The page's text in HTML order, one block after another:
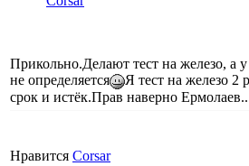
Прикольно.Делают тест на железо, а
не определяется
Я тест на железо 2
срок и истёк.Прав наверно
Нравится Corsar